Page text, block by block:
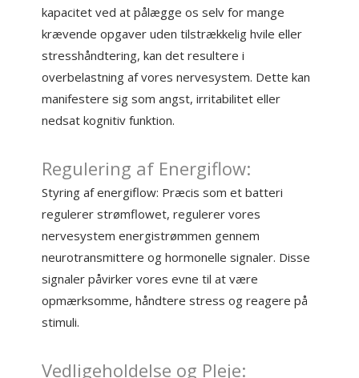
kapacitet ved at pålægge os selv for mange
krævende opgaver uden tilstrækkelig hvile eller
stresshåndtering, kan det resultere i
overbelastning af vores nervesystem. Dette kan
manifestere sig som angst, irritabilitet eller
nedsat kognitiv funktion.
Regulering af Energiflow:
Styring af energiflow: Præcis som et batteri
regulerer strømflowet, regulerer vores
nervesystem energistrømmen gennem
neurotransmittere og hormonelle signaler. Disse
signaler påvirker vores evne til at være
opmærksomme, håndtere stress og reagere på
stimuli.
Vedligeholdelse og Pleje: